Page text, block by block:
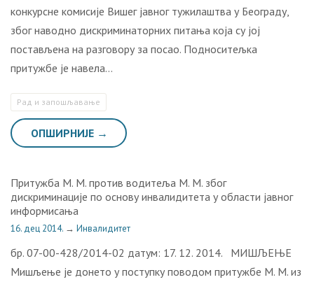
конкурсне комисије Вишег јавног тужилаштва у Београду,
због наводно дискриминаторних питања која су јој
постављена на разговору за посао. Подноситељка
притужбе је навела…
Рaд и зaпoшљaвaњe
ОПШИРНИЈЕ →
Притужба М. М. против водитеља М. М. због
дискриминације по основу инвалидитета у области јавног
информисања
16. дец 2014. → Инвалидитет
бр. 07-00-428/2014-02 датум: 17. 12. 2014. МИШЉЕЊЕ
Мишљење је донето у поступку поводом притужбе M. M. из